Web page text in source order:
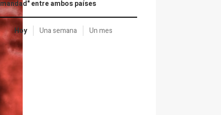
entre ambos países
Hoy Una semana Un mes